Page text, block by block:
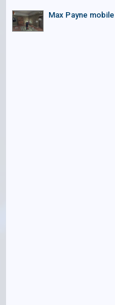
Max Payne